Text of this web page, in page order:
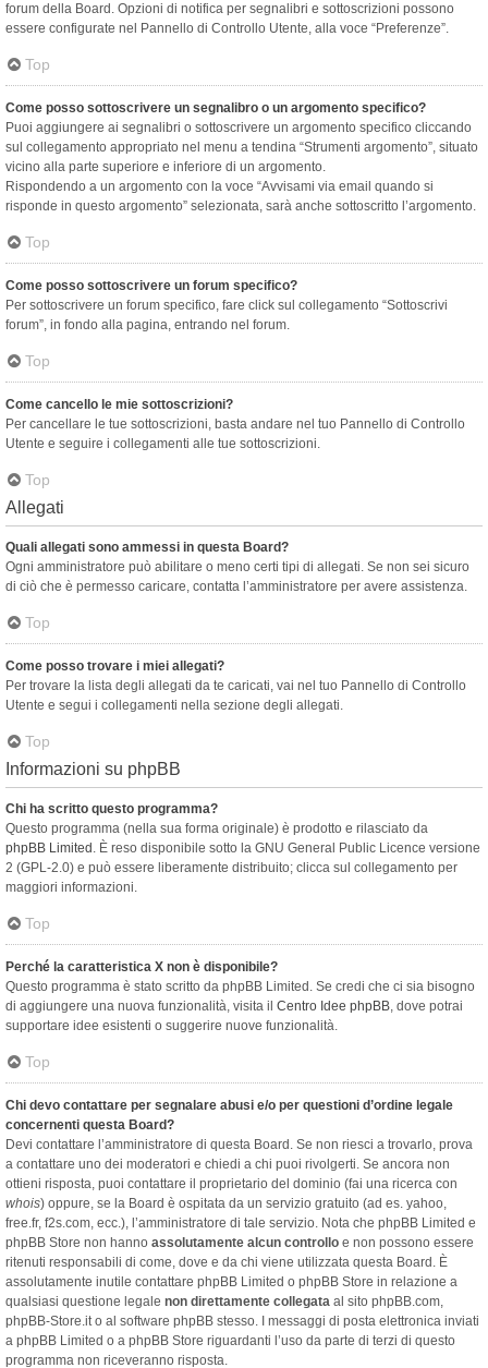
forum della Board. Opzioni di notifica per segnalibri e sottoscrizioni possono
essere configurate nel Pannello di Controllo Utente, alla voce “Preferenze”.
Top
Come posso sottoscrivere un segnalibro o un argomento specifico?
Puoi aggiungere ai segnalibri o sottoscrivere un argomento specifico cliccando
sul collegamento appropriato nel menu a tendina “Strumenti argomento”, situato
vicino alla parte superiore e inferiore di un argomento.
Rispondendo a un argomento con la voce “Avvisami via email quando si
risponde in questo argomento” selezionata, sarà anche sottoscritto l’argomento.
Top
Come posso sottoscrivere un forum specifico?
Per sottoscrivere un forum specifico, fare click sul collegamento “Sottoscrivi
forum”, in fondo alla pagina, entrando nel forum.
Top
Come cancello le mie sottoscrizioni?
Per cancellare le tue sottoscrizioni, basta andare nel tuo Pannello di Controllo
Utente e seguire i collegamenti alle tue sottoscrizioni.
Top
Allegati
Quali allegati sono ammessi in questa Board?
Ogni amministratore può abilitare o meno certi tipi di allegati. Se non sei sicuro
di ciò che è permesso caricare, contatta l’amministratore per avere assistenza.
Top
Come posso trovare i miei allegati?
Per trovare la lista degli allegati da te caricati, vai nel tuo Pannello di Controllo
Utente e segui i collegamenti nella sezione degli allegati.
Top
Informazioni su phpBB
Chi ha scritto questo programma?
Questo programma (nella sua forma originale) è prodotto e rilasciato da
phpBB Limited . È reso disponibile sotto la GNU General Public Licence versione
2 (GPL-2.0) e può essere liberamente distribuito; clicca sul collegamento per
maggiori informazioni.
Top
Perché la caratteristica X non è disponibile?
Questo programma è stato scritto da phpBB Limited. Se credi che ci sia bisogno
di aggiungere una nuova funzionalità, visita il Centro Idee phpBB, dove potrai
supportare idee esistenti o suggerire nuove funzionalità.
Top
Chi devo contattare per segnalare abusi e/o per questioni d’ordine legale
concernenti questa Board?
Devi contattare l’amministratore di questa Board. Se non riesci a trovarlo, prova
a contattare uno dei moderatori e chiedi a chi puoi rivolgerti. Se ancora non
ottieni risposta, puoi contattare il proprietario del dominio (fai una ricerca con
whois) oppure, se la Board è ospitata da un servizio gratuito (ad es. yahoo,
free.fr, f2s.com, ecc.), l’amministratore di tale servizio. Nota che phpBB Limited e
phpBB Store non hanno assolutamente alcun controllo e non possono essere
ritenuti responsabili di come, dove e da chi viene utilizzata questa Board. È
assolutamente inutile contattare phpBB Limited o phpBB Store in relazione a
qualsiasi questione legale non direttamente collegata al sito phpBB.com,
phpBB-Store.it o al software phpBB stesso. I messaggi di posta elettronica inviati
a phpBB Limited o a phpBB Store riguardanti l’uso da parte di terzi di questo
programma non riceveranno risposta.